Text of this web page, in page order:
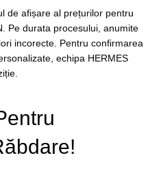
de afișare al prețurilor pentru
Pe durata procesului, anumite
incorecte. Pentru confirmarea
echipa HERMES